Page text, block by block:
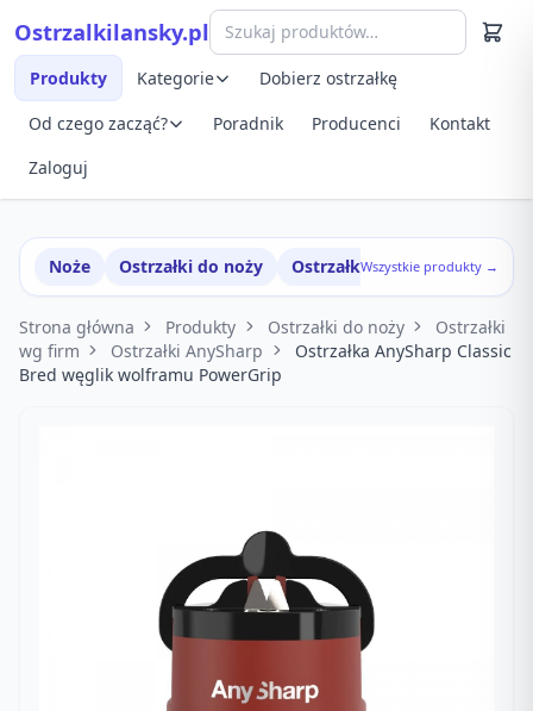
Ostrzalkilansky.pl
Produkty Kategorie
Dobierz ostrzałkę
Od czego zacząć?
Poradnik Producenci
Kontakt
Zaloguj
Noże Ostrzałki do noży Ostrzałki w zestawach
Wszystkie produkty →
Strona główna Produkty Ostrzałki do noży
Ostrzałki
wg firm
Ostrzałki AnySharp
Ostrzałka AnySharp Classic
Bred węglik wolframu PowerGrip
Szybki podgląd produktu